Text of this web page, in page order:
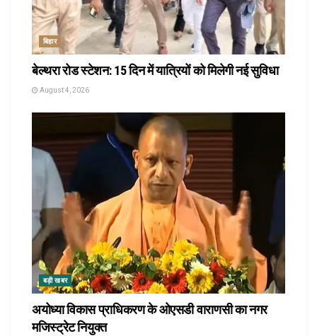
बिहार
बेल्थरा रोड स्टेशन: 15 दिन में यात्रियों को मिलेगी नई सुविधा
August 4, 2026
बड़ी खबर
अयोध्या विकास प्राधिकरण के ओएसडी वाराणसी का नगर
मजिस्ट्रेट नियुक्त